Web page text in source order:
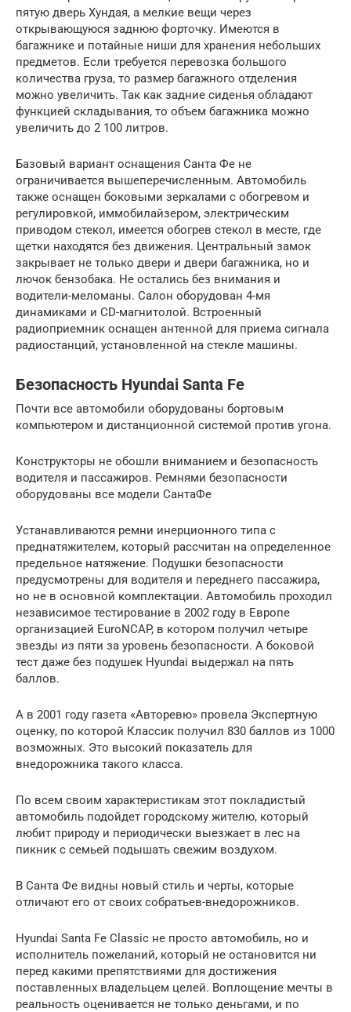
пятую дверь Хундая, а мелкие вещи через
открывающуюся заднюю форточку. Имеются в
багажнике и потайные ниши для хранения небольших
предметов. Если требуется перевозка большого
количества груза, то размер багажного отделения
можно увеличить. Так как задние сиденья обладают
функцией складывания, то объем багажника можно
увеличить до 2 100 литров.
Базовый вариант оснащения Санта Фе не
ограничивается вышеперечисленным. Автомобиль
также оснащен боковыми зеркалами с обогревом и
регулировкой, иммобилайзером, электрическим
приводом стекол, имеется обогрев стекол в месте, где
щетки находятся без движения. Центральный замок
закрывает не только двери и двери багажника, но и
лючок бензобака. Не остались без внимания и
водители-меломаны. Салон оборудован 4-мя
динамиками и CD-магнитолой. Встроенный
радиоприемник оснащен антенной для приема сигнала
радиостанций, установленной на стекле машины.
Безопасность Hyundai Santa Fe
Почти все автомобили оборудованы бортовым
компьютером и дистанционной системой против угона.
Конструкторы не обошли вниманием и безопасность
водителя и пассажиров. Ремнями безопасности
оборудованы все модели СантаФе
Устанавливаются ремни инерционного типа с
преднатяжителем, который рассчитан на определенное
предельное натяжение. Подушки безопасности
предусмотрены для водителя и переднего пассажира,
но не в основной комплектации. Автомобиль проходил
независимое тестирование в 2002 году в Европе
организацией EuroNCAP, в котором получил четыре
звезды из пяти за уровень безопасности. А боковой
тест даже без подушек Hyundai выдержал на пять
баллов.
А в 2001 году газета «Авторевю» провела Экспертную
оценку, по которой Классик получил 830 баллов из 1000
возможных. Это высокий показатель для
внедорожника такого класса.
По всем своим характеристикам этот покладистый
автомобиль подойдет городскому жителю, который
любит природу и периодически выезжает в лес на
пикник с семьей подышать свежим воздухом.
В Санта Фе видны новый стиль и черты, которые
отличают его от своих собратьев-внедорожников.
Hyundai Santa Fe Classic не просто автомобиль, но и
исполнитель пожеланий, который не остановится ни
перед какими препятствиями для достижения
поставленных владельцем целей. Воплощение мечты в
реальность оценивается не только деньгами, и по